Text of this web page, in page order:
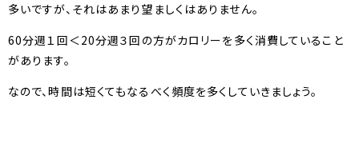
多いですが、それはあまり望ましくはありません。
60分週１回＜20分週３回の方がカロリーを多く消費していること
があります。
なので、時間は短くてもなるべく頻度を多くしていきましょう。